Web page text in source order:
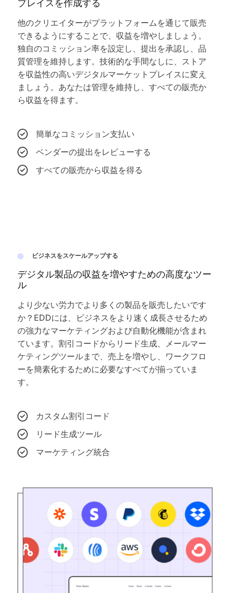
プレイスを作成する
他のクリエイターがプラットフォームを通じて販売
できるようにすることで、収益を増やしましょう。
独自のコミッション率を設定し、提出を承認し、品
質管理を維持します。技術的な手間なしに、ストア
を収益性の高いデジタルマーケットプレイスに変え
ましょう。あなたは管理を維持し、すべての販売か
ら収益を得ます。
簡単なコミッション支払い
ベンダーの提出をレビューする
すべての販売から収益を得る
ビジネスをスケールアップする
デジタル製品の収益を増やすための高度なツー
ル
より少ない労力でより多くの製品を販売したいです
か？EDDには、ビジネスをより速く成長させるため
の強力なマーケティングおよび自動化機能が含まれ
ています。割引コードからリード生成、メールマー
ケティングツールまで、売上を増やし、ワークフロ
ーを簡素化するために必要なすべてが揃っていま
す。
カスタム割引コード
リード生成ツール
マーケティング統合